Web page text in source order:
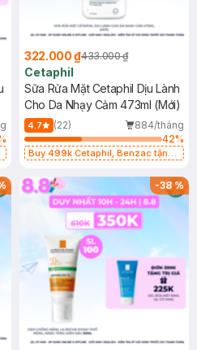
322.000 ₫433.000 ₫
Cetaphil
Sữa Rửa Mặt Cetaphil Dịu Lành
Cho Da Nhạy Cảm 473ml (Mới)
4.7 (22)
884/tháng
42%
Buy 499k Cetaphil, Benzac tặng
hạn)
-38%